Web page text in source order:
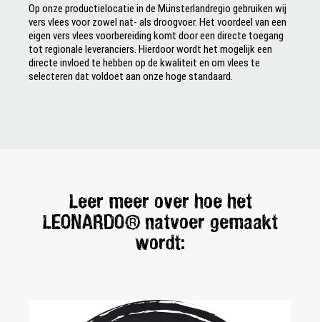
Op onze productielocatie in de Münsterlandregio gebruiken wij
vers vlees voor zowel nat- als droogvoer. Het voordeel van een
eigen vers vlees voorbereiding komt door een directe toegang
tot regionale leveranciers. Hierdoor wordt het mogelijk een
directe invloed te hebben op de kwaliteit en om vlees te
selecteren dat voldoet aan onze hoge standaard.
Leer meer over hoe het
LEONARDO® natvoer gemaakt
wordt: